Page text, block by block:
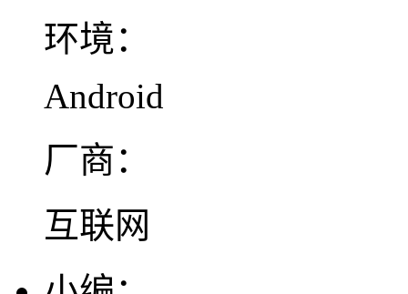
环境：
Android
厂商：
互联网